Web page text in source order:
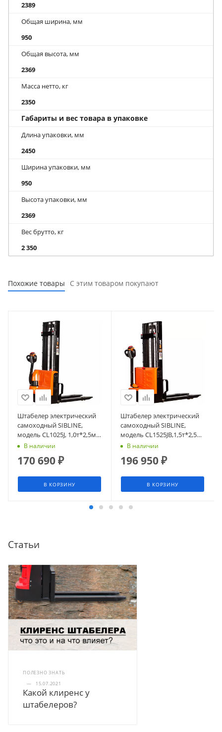
2389
Общая ширина, мм
950
Общая высота, мм
2369
Масса нетто, кг
2350
Габариты и вес товара в упаковке
Длина упаковки, мм
2450
Ширина упаковки, мм
950
Высота упаковки, мм
2369
Вес брутто, кг
2 350
Похожие товары С этим товаром покупают
Штабелер электрический
самоходный SIBLINE,
модель CL1025J, 1,0т*2,5м
(сопровождаемый),
В наличии
170 690₽
В КОРЗИНУ
Штабелер электрический
самоходный SIBLINE,
модель CL1525JB,1,5т*2,5м
(сопровождаемый),
В наличии
196 950₽
В КОРЗИНУ
Статьи
ПОЛЕЗНО ЗНАТЬ
—
15.07.2021
Какой клиренс у
штабелеров?